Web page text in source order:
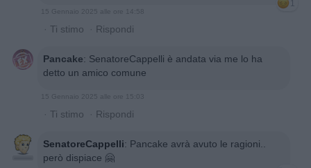
1
15 Gennaio 2025 alle ore 14:58
· Ti stimo · Rispondi
Pancake: SenatoreCappelli è andata via me lo ha
detto un amico comune
15 Gennaio 2025 alle ore 15:03
· Ti stimo · Rispondi
SenatoreCappelli: Pancake avrà avuto le ragioni..
però dispiace 🤗